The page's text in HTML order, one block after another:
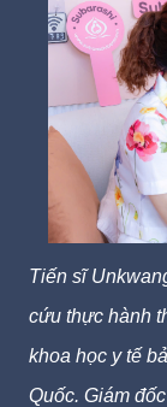
Tiến sĩ
cứu thực hành
khoa học y tế
Quốc. Giám